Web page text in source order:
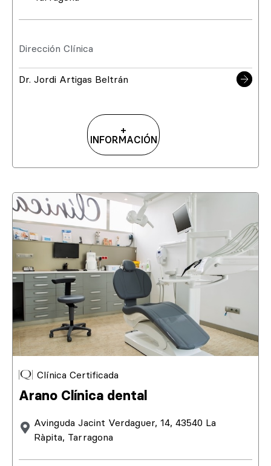
Dirección Clínica
Dr. Jordi Artigas Beltrán
+
INFORMACIÓN
Clínica Certificada
Arano Clínica dental
Avinguda Jacint Verdaguer, 14, 43540 La
Ràpita, Tarragona